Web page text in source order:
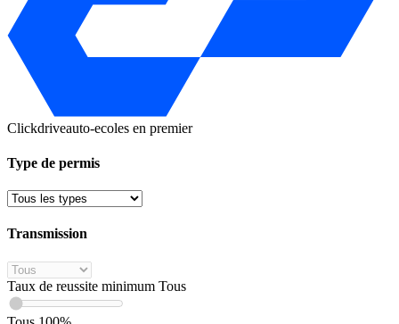
Clickdriveauto-ecoles en premier
Type de permis
Transmission
Taux de reussite minimum Tous